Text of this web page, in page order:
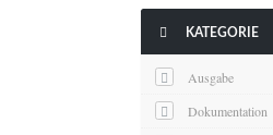
 KATEGORIE
Ausgabe
Dokumentation